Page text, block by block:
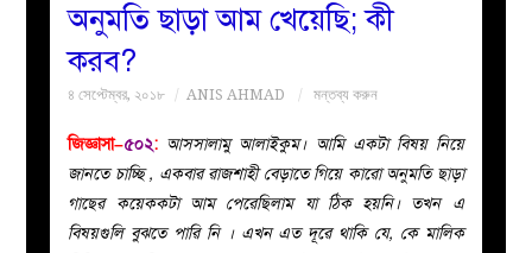
নারীদের
ইসলাহী
অনুমতি ছাড়া আম খেয়েছি; কী
করব?
৪ সেপ্টেম্বর, ২০১৮ ANIS AHMAD মন্তব্য করুন
জিজ্ঞাসা–৫০২: আসসালামু আলাইকুম। আমি একটা বিষয় নিয়ে
জানতে চাচ্ছি , একবাৱ ৱাজশাহী বেড়াতে গিয়ে কাৱো অনুমতি ছাড়া
গাছেৱ কয়েককটা আম পেৱেছিলাম যা ঠিক হয়নি। তখন এ
বিষয়গুলি বুঝতে পাৱি নি । এখন এত দূৱে থাকি যে, কে মালিক